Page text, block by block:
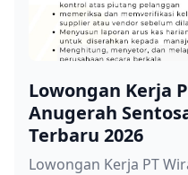
Lowongan Kerja
Anugerah
Terbaru 2026
Lowongan Kerja PT